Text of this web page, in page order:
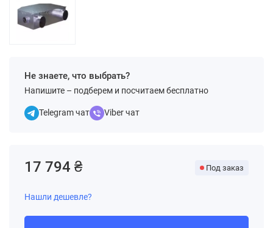
Не знаете, что выбрать?
Напишите – подберем и посчитаем бесплатно
Telegram чат Viber чат
17 794 ₴ Под заказ
Нашли дешевле?